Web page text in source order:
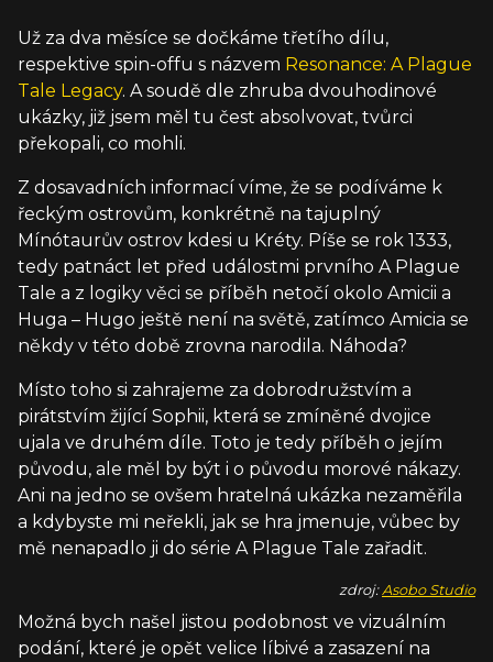
Už za dva měsíce se dočkáme třetího dílu,
respektive spin-offu s názvem Resonance: A Plague
Tale Legacy. A soudě dle zhruba dvouhodinové
ukázky, již jsem měl tu čest absolvovat, tvůrci
překopali, co mohli.
Z dosavadních informací víme, že se podíváme k
řeckým ostrovům, konkrétně na tajuplný
Mínótaurův ostrov kdesi u Kréty. Píše se rok 1333,
tedy patnáct let před událostmi prvního A Plague
Tale a z logiky věci se příběh netočí okolo Amicii a
Huga – Hugo ještě není na světě, zatímco Amicia se
někdy v této době zrovna narodila. Náhoda?
Místo toho si zahrajeme za dobrodružstvím a
pirátstvím žijící Sophii, která se zmíněné dvojice
ujala ve druhém díle. Toto je tedy příběh o jejím
původu, ale měl by být i o původu morové nákazy.
Ani na jedno se ovšem hratelná ukázka nezaměřila
a kdybyste mi neřekli, jak se hra jmenuje, vůbec by
mě nenapadlo ji do série A Plague Tale zařadit.
zdroj: Asobo Studio
Možná bych našel jistou podobnost ve vizuálním
podání, které je opět velice líbivé a zasazení na